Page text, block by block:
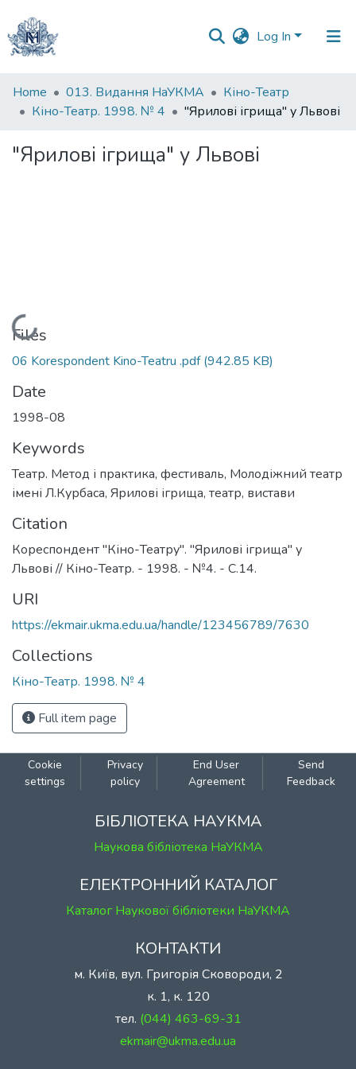
Log In
Communities
&
All of DSpace
Home 013. Видання НаУКМА
Кіно-Театр
Кіно-Театр. 1998. № 4
"Ярилові ігрища" у Львові
"Ярилові ігрища" у Львові
Loading...
Files
06 Korespondent Kino-Teatru .pdf(942.85 KB)
Date
1998-08
Keywords
Театр. Метод і практика, фестиваль, Молодіжний театр
імені Л.Курбаса, Ярилові ігрища, театр, вистави
Citation
Кореспондент "Кіно-Театру". "Ярилові ігрища" у
Львові // Кіно-Театр. - 1998. - №4. - С.14.
URI
https://ekmair.ukma.edu.ua/handle/123456789/7630
Collections
Кіно-Театр. 1998. № 4
Full item page
Cookie
settings
Privacy
policy
End User
Agreement
Send
Feedback
БІБЛІОТЕКА НАУКМА
Наукова бібліотека НаУКМА
ЕЛЕКТРОННИЙ КАТАЛОГ
Каталог Наукової бібліотеки НаУКМА
КОНТАКТИ
м. Київ, вул. Григорія Сковороди, 2
к. 1, к. 120
тел. (044) 463-69-31
ekmair@ukma.edu.ua